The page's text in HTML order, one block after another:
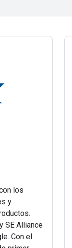
los
y
SE Alliance
Con el